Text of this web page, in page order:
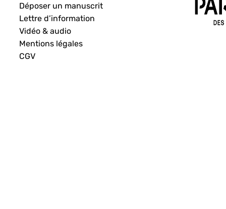
Déposer un manuscrit
Lettre d’information
Vidéo & audio
Mentions légales
CGV